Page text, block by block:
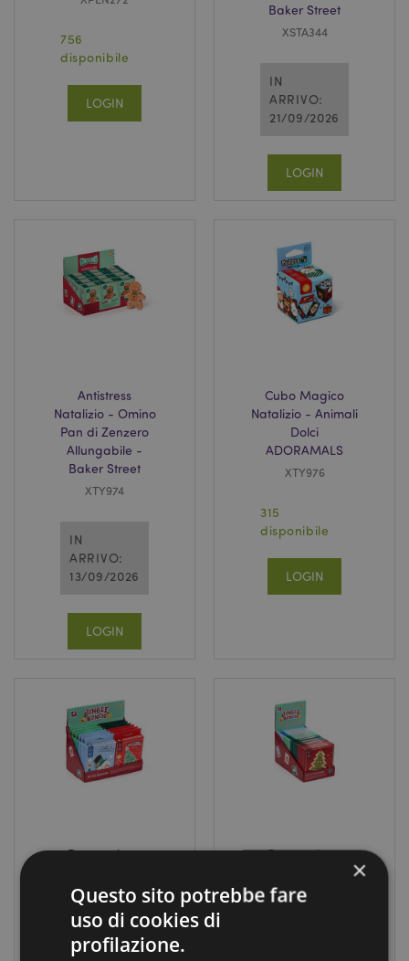
756
disponibile
LOGIN
Baker Street
XSTA344
IN
ARRIVO:
21/09/2026
LOGIN
Antistress
Natalizio - Omino
Pan di Zenzero
Allungabile -
Baker Street
XTY974
IN
ARRIVO:
13/09/2026
LOGIN
Cubo Magico
Natalizio - Animali
Dolci
ADORAMALS
XTY976
315
disponibile
LOGIN
Decorazione
Te - da dipingere
- Banda Natalizia
XDIY05
Decorazione
Punto Croce - Fai
da Te - Banda
×
Questo sito potrebbe fare
uso di cookies di
profilazione.